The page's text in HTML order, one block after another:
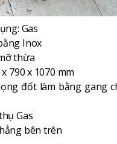
Gas
Inox
thừa
790 x 1070 mm
đốt làm bằng gang
Gas
bên trên